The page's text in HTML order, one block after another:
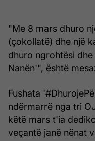
"Me 8 mars dhuro
(çokollatë) dhe një
dhuro ngrohtësi
Nanën'", është
Fushata
ndërmarrë nga tri
këtë mars t'ia
veçantë janë nënat